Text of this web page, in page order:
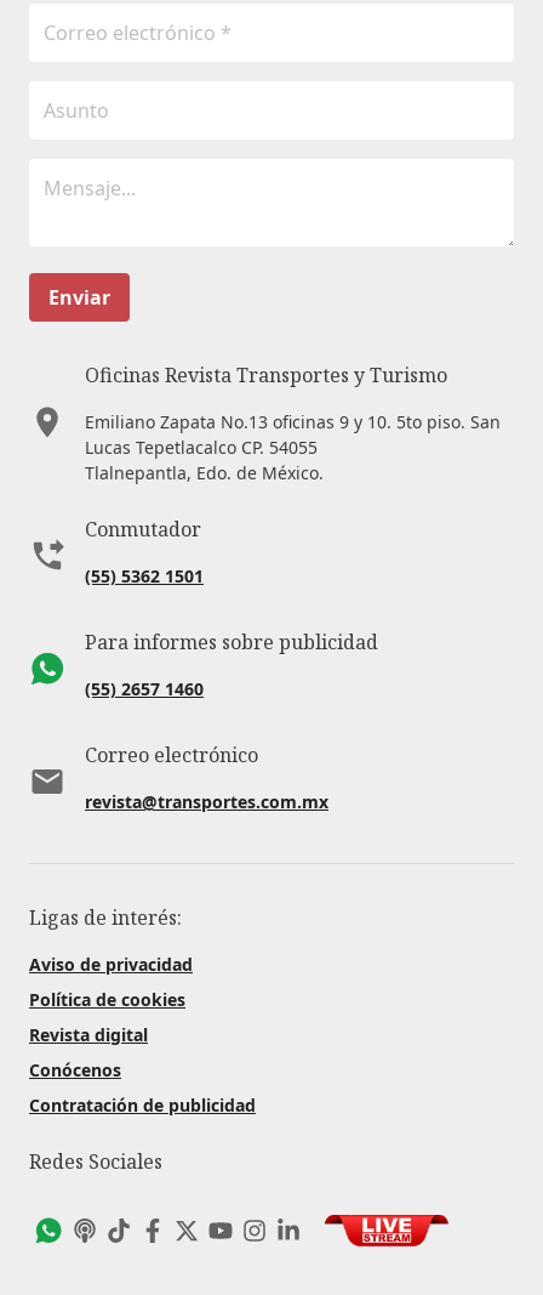
Enviar
Oficinas Revista Transportes y Turismo
Emiliano Zapata No.13 oficinas 9 y 10. 5to piso. San
Lucas Tepetlacalco CP. 54055
Tlalnepantla, Edo. de México.
Conmutador
(55) 5362 1501
Para informes sobre publicidad
(55) 2657 1460
Correo electrónico
revista@transportes.com.mx
Ligas de interés:
Aviso de privacidad
Política de cookies
Revista digital
Conócenos
Contratación de publicidad
Redes Sociales